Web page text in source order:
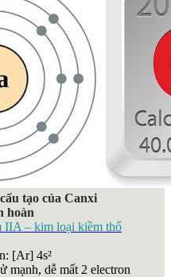
tạo của Canxi
hoàn
IIA – kim loại kiềm thổ
[Ar] 4s²
mạnh, dễ mất 2 electron